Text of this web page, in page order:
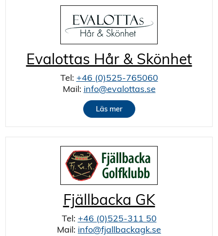
Evalottas Hår & Skönhet
Tel: +46 (0)525-765060
Mail: info@evalottas.se
Läs mer
Fjällbacka GK
Tel: +46 (0)525-311 50
Mail: info@fjallbackagk.se